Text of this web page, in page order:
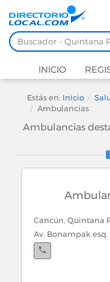
INICIO
Estás en: Inicio
Ambulancias
Ambulancias
Cancún, Quintana
Av. Bonampak esq.